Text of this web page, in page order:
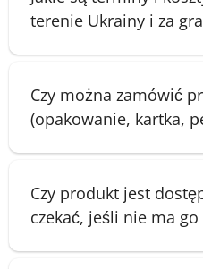
terenie Ukrainy i za
Czy można zamówić
(opakowanie, kartka,
Czy produkt jest
czekać, jeśli nie ma